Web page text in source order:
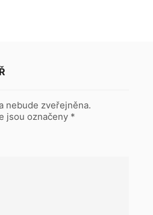
nebude zveřejněna.
jsou označeny *